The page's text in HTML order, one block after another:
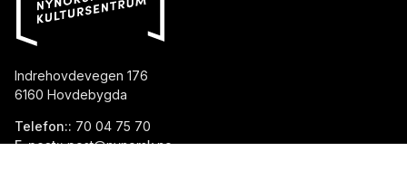
Indrehovdevegen 176
6160 Hovdebygda
Telefon:: 70 04 75 70
E-post:: post@nynorsk.no